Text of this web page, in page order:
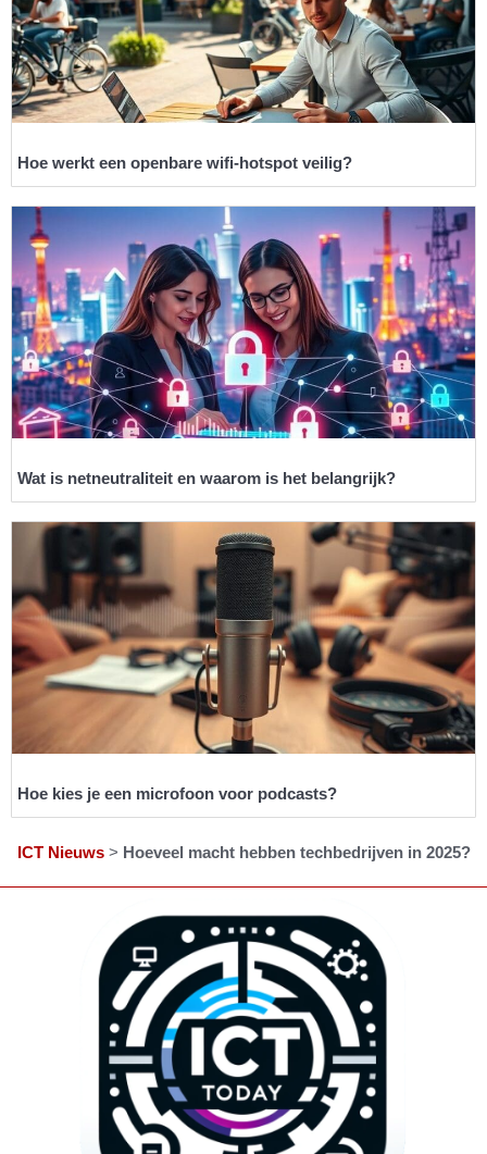
Hoe werkt een openbare wifi-hotspot veilig?
Wat is netneutraliteit en waarom is het belangrijk?
Hoe kies je een microfoon voor podcasts?
ICT Nieuws> Hoeveel macht hebben techbedrijven in 2025?